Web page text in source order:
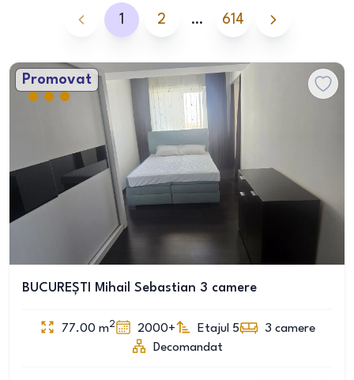
1 2 … 614
Promovat
BUCUREȘTI Mihail Sebastian 3 camere
77.00 m2 2000+ Etajul 5 3 camere
Decomandat